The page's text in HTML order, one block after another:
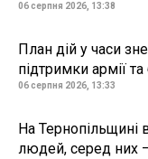
06 серпня 2026, 13:38
План дій у часи
підтримки армії та
06 серпня 2026, 13:33
На Тернопільщині
людей, серед них